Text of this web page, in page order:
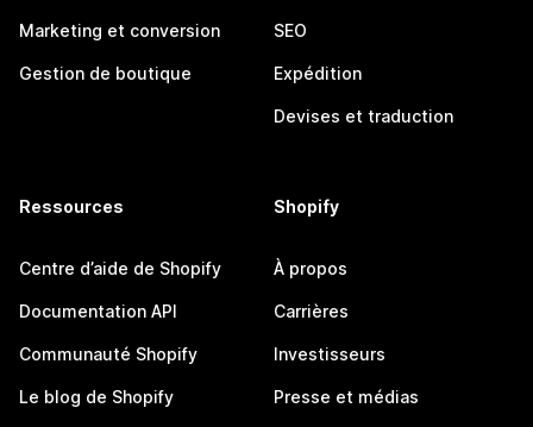
Marketing et conversion
Gestion de boutique
SEO
Expédition
Devises et traduction
Ressources
Centre d’aide de Shopify
Documentation API
Communauté Shopify
Le blog de Shopify
Shopify
À propos
Carrières
Investisseurs
Presse et médias